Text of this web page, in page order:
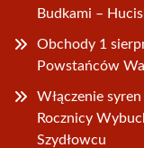
Budkami –
Obchody 1
Powstańców
Włączenie
Rocznicy
Szydłowcu